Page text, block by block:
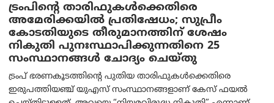
ട്രംപിന്റെ താരിഫുകൾക്കെതിരെ
അമേരിക്കയില്‍ പ്രതിഷേധം; സുപ്രീം
കോടതിയുടെ തീരുമാനത്തിന് ശേഷം
നികുതി പുനഃസ്ഥാപിക്കുന്നതിനെ 25
സംസ്ഥാനങ്ങൾ ചോദ്യം ചെയ്തു
ട്രംപ് ഭരണകൂടത്തിന്റെ പുതിയ താരിഫുകൾക്കെതിരെ
ഇരുപത്തിയഞ്ച് യുഎസ് സംസ്ഥാനങ്ങളാണ് കേസ് ഫയൽ